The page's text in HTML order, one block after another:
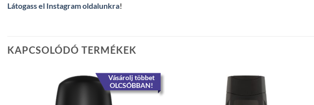
Látogass el Instagram oldalunkra!
KAPCSOLÓDÓ TERMÉKEK
Vásárolj többet
OLCSÓBBAN!